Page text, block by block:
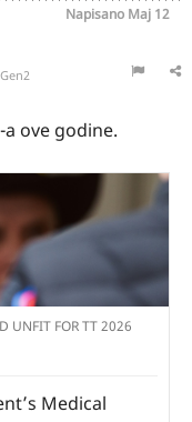
Napisano Maj 12
ove godine.
UNFIT FOR TT 2026
Medical